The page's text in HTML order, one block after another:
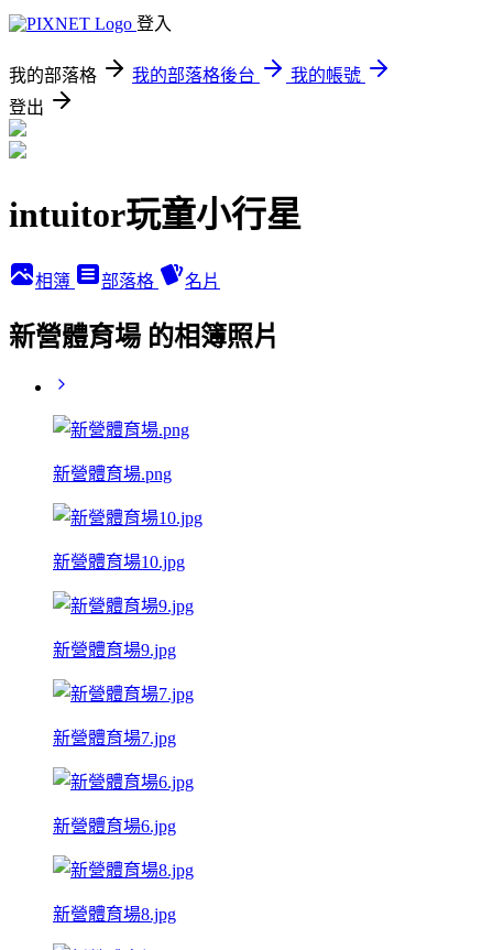
登入
我的部落格 我的部落格後台
我的帳號
登出
intuitor玩童小行星
相簿 部落格 名片
新營體育場 的相簿照片
新營體育場.png
新營體育場10.jpg
新營體育場9.jpg
新營體育場7.jpg
新營體育場6.jpg
新營體育場8.jpg